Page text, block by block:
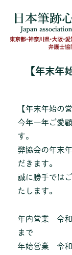
【年末年
【年末年始の
今年一年ご愛
す。
弊協会の年末
だきます。
誠に勝手では
たします。
年内営業 令和
まで
年始営業 令和